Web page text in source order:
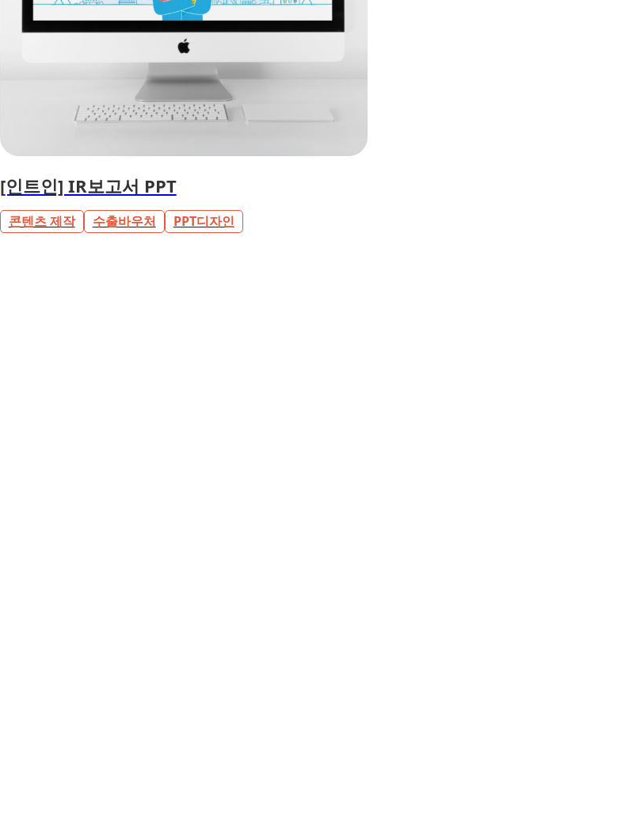
[인트인] IR보고서 PPT
콘텐츠 제작 수출바우처 PPT디자인